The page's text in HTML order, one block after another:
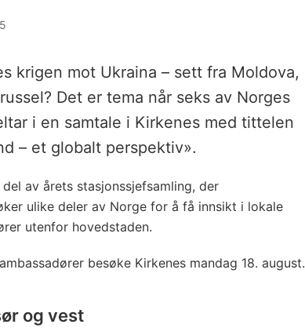
krigen mot Ukraina – sett fra Moldova,
Det er tema når seks av Norges
i en samtale i Kirkenes med tittelen
– et globalt perspektiv».
av årets stasjonssjefsamling, der
ulike deler av Norge for å få innsikt i lokale
utenfor hovedstaden.
besøke Kirkenes mandag 18. august.
og vest